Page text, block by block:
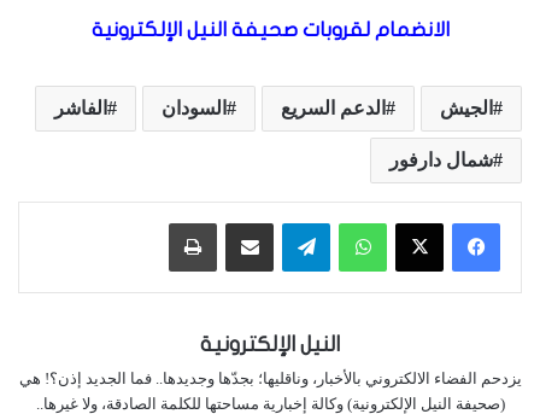
الانضمام لقروبات صحيفة النيل الإلكترونية
الجيش الدعم السريع السودان الفاشر
شمال دارفور
واتساب تيلقرام مشاركة عبر البريد طباعة
النيل الإلكترونية
يزدحم الفضاء الالكتروني بالأخبار، وناقليها؛ بجدّها وجديدها.. فما الجديد إذن؟! هي
(صحيفة النيل الإلكترونية) وكالة إخبارية مساحتها للكلمة الصادقة، ولا غيرها..